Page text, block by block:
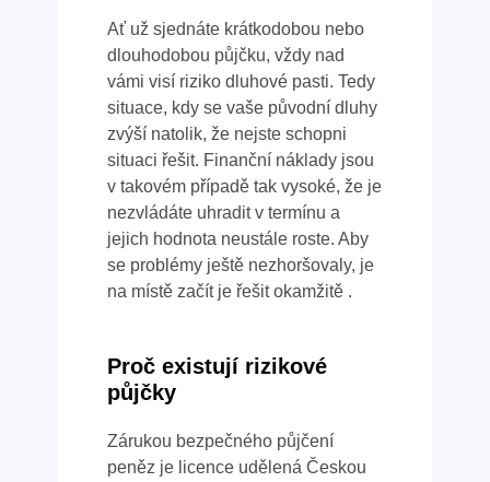
Ať už sjednáte krátkodobou nebo
dlouhodobou půjčku, vždy nad
vámi visí riziko dluhové pasti. Tedy
situace, kdy se vaše původní dluhy
zvýší natolik, že nejste schopni
situaci řešit. Finanční náklady jsou
v takovém případě tak vysoké, že je
nezvládáte uhradit v termínu a
jejich hodnota neustále roste. Aby
se problémy ještě nezhoršovaly, je
na místě začít je řešit okamžitě .
Proč existují rizikové
půjčky
Zárukou bezpečného půjčení
peněz je licence udělená Českou